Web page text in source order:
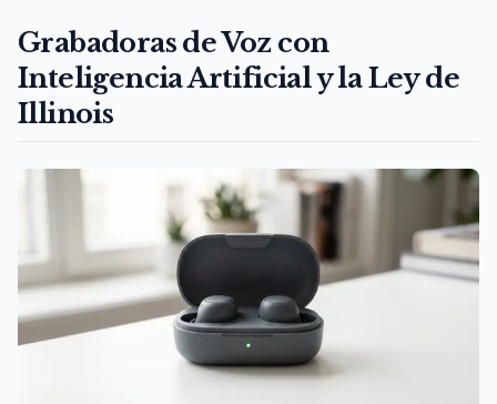
Grabadoras de Voz con
Inteligencia Artificial y la Ley de
Illinois